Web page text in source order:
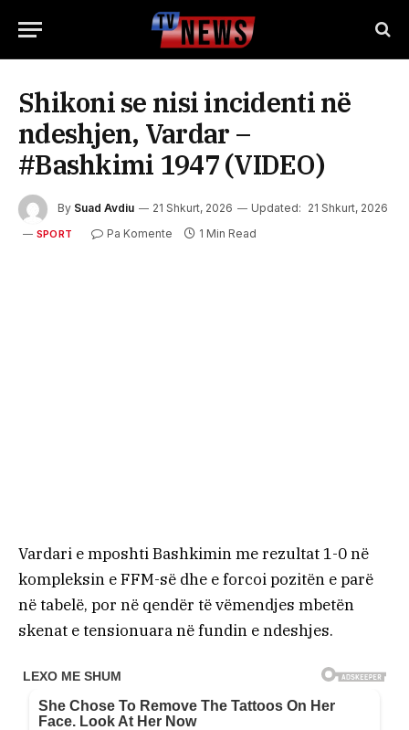
Shikoni se nisi incidenti në
ndeshjen, Vardar –
#Bashkimi 1947 (VIDEO)
By Suad Avdiu 21 Shkurt, 2026 Updated: 21 Shkurt, 2026
SPORT Pa Komente 1 Min Read
Vardari e mposhti Bashkimin me rezultat 1-0 në
kompleksin e FFM-së dhe e forcoi pozitën e parë
në tabelë, por në qendër të vëmendjes mbetën
skenat e tensionuara në fundin e ndeshjes.